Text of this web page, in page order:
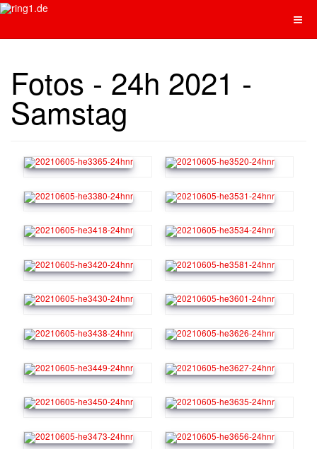
Fotos - 24h 2021 -
Samstag